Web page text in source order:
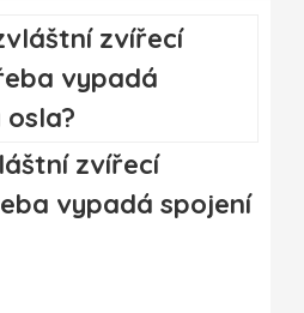
zvířecí
vypadá spojení